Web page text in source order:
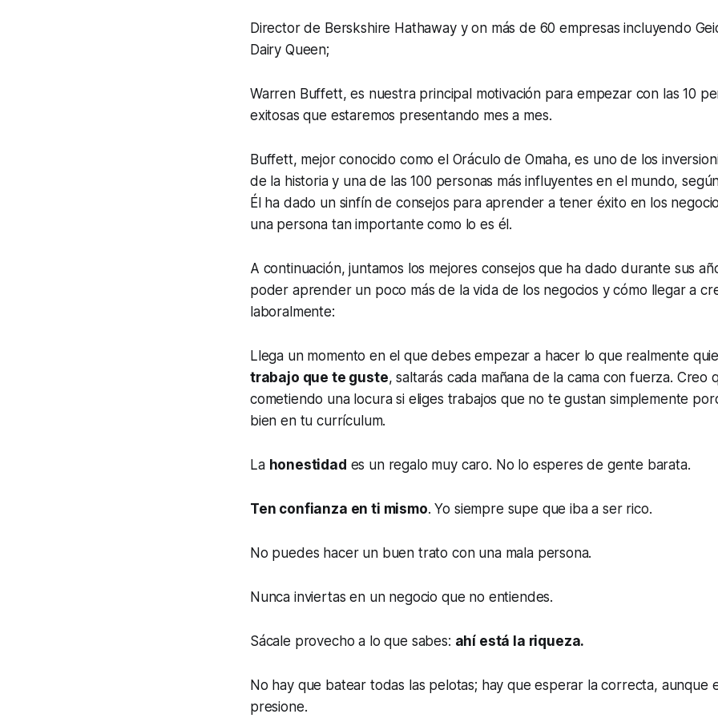
Director de Berskshire Hathaway y on más de 60 empresas incluyendo
Dairy Queen;
Warren Buffett, es nuestra principal motivación para empezar con las 10
exitosas que estaremos presentando mes a mes.
Buffett, mejor conocido como el Oráculo de Omaha, es uno de los
de la historia y una de las 100 personas más influyentes en el mundo,
Él ha dado un sinfín de consejos para aprender a tener éxito en los
una persona tan importante como lo es él.
A continuación, juntamos los mejores consejos que ha dado durante sus
poder aprender un poco más de la vida de los negocios y cómo llegar a
laboralmente:
Llega un momento en el que debes empezar a hacer lo que realmente
trabajo que te guste, saltarás cada mañana de la cama con fuerza. Creo
cometiendo una locura si eliges trabajos que no te gustan simplemente
bien en tu currículum.
La honestidad es un regalo muy caro. No lo esperes de gente barata.
Ten confianza en ti mismo. Yo siempre supe que iba a ser rico.
No puedes hacer un buen trato con una mala persona.
Nunca inviertas en un negocio que no entiendes.
Sácale provecho a lo que sabes: ahí está la riqueza.
No hay que batear todas las pelotas; hay que esperar la correcta, aunque
presione.